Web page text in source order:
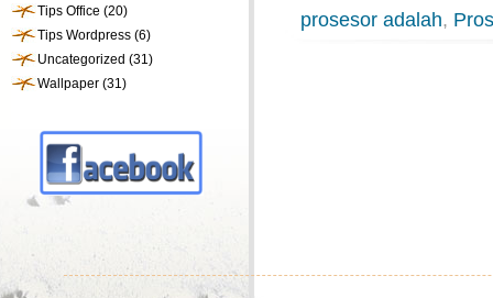
Tips Office (20)
Tips Wordpress (6)
Uncategorized (31)
Wallpaper (31)
prosesor adalah,